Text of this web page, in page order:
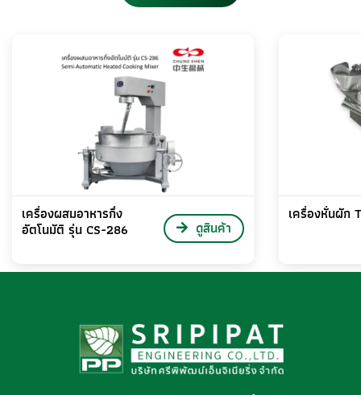
เครื่องผสมอาหารกึ่ง
อัตโนมัติ รุ่น CS-286
ดูสินค้า
เครื่องหั่นผัก